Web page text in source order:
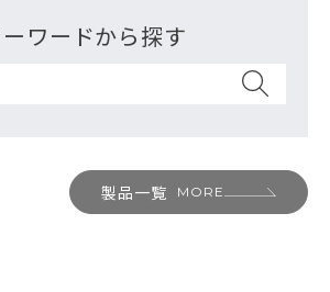
ワードから探す
製品一覧 MORE